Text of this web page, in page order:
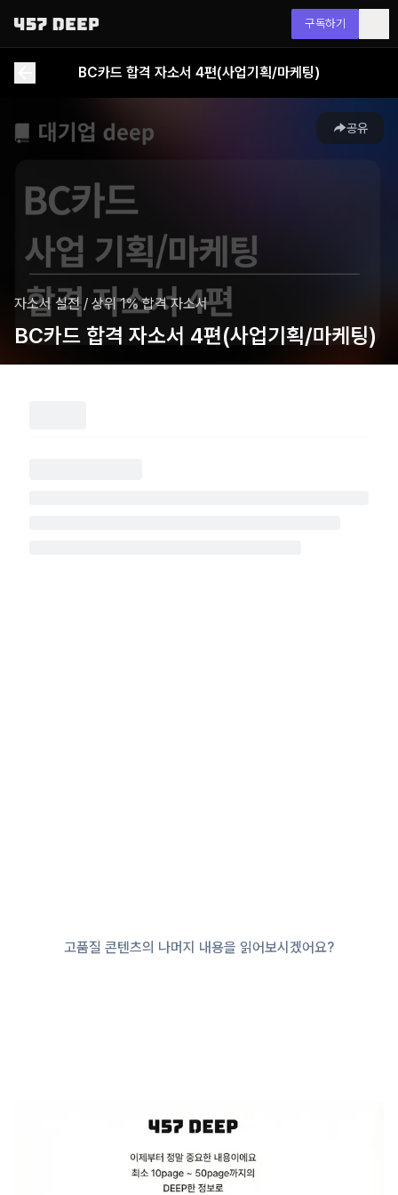
구독하기
BC카드 합격 자소서 4편(사업기획/마케팅)
공유
자소서 실전/ 상위 1% 합격 자소서
BC카드 합격 자소서 4편(사업기획/마케팅)
고품질 콘텐츠의 나머지 내용을 읽어보시겠어요?